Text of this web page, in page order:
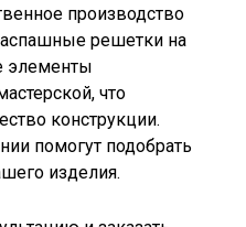
производство
решетки на
элементы
что
конструкции.
помогут подобрать
изделия.